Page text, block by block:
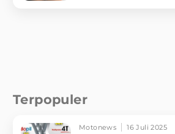
Terpopuler
Motonews 16 Juli 2025